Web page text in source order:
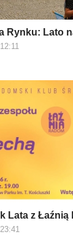
Rynku: Lato
Lata z Łaźnią